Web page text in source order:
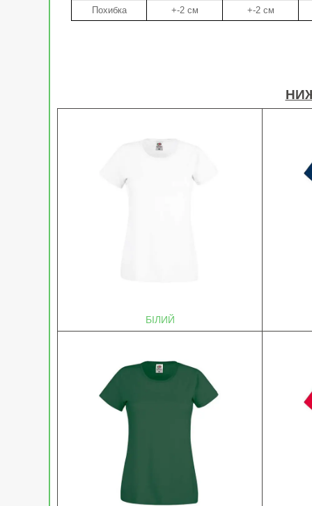
Похибка
+-2 см +-2 см
БІЛИЙ